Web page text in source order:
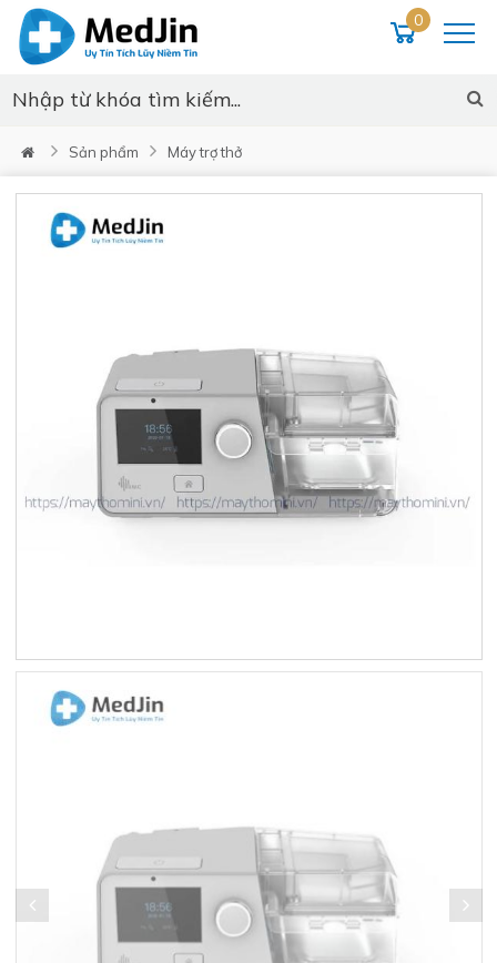
0
Sản phẩm Máy trợ thở